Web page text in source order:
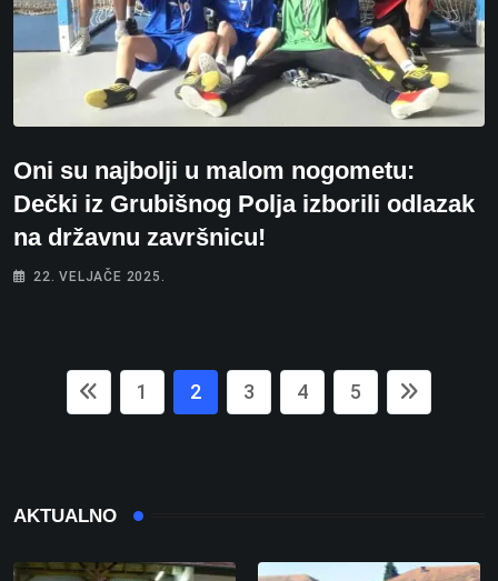
Oni su najbolji u malom nogometu:
Dečki iz Grubišnog Polja izborili odlazak
na državnu završnicu!
22. VELJAČE 2025.
1 2 3 4 5
AKTUALNO